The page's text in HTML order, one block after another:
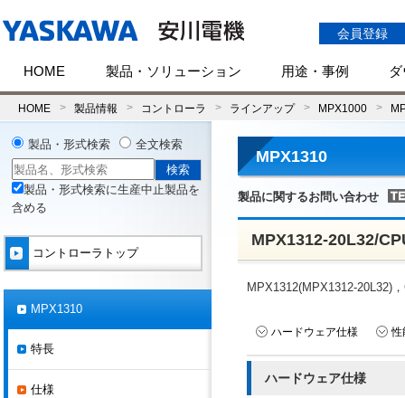
会員登録
HOME 製品・ソリューション 用途・事例
HOME 製品情報 コントローラ ラインアップ MPX1000
MPX1310
製品に関するお問い合わせ
MPX1312-20L32/
MPX1312(MPX1312-20L32)
ハードウェア仕様 性
ハードウェア仕様
製品・形式検索 全文検索
製品・形式検索に生産中止製品を
含める
コントローラトップ
MPX1310
特長
仕様